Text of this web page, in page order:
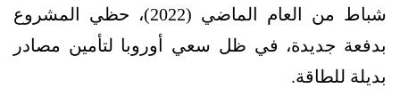
شباط من العام الماضي (2022)، حظي المشروع
بدفعة جديدة، في ظل سعي أوروبا لتأمين مصادر
بديلة للطاقة.